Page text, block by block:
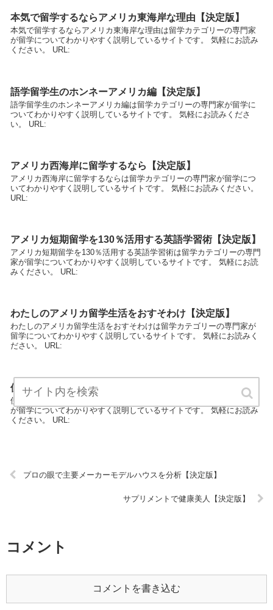
本気で留学するならアメリカ東海岸な理由【決定版】
本気で留学するならアメリカ東海岸な理由は留学カテゴリーの専門家
が留学についてわかりやすく説明しているサイトです。 気軽にお読み
ください。 URL:
語学留学生のホンネーアメリカ編【決定版】
語学留学生のホンネーアメリカ編は留学カテゴリーの専門家が留学に
ついてわかりやすく説明しているサイトです。 気軽にお読みくださ
い。 URL:
アメリカ西海岸に留学するなら【決定版】
アメリカ西海岸に留学するならは留学カテゴリーの専門家が留学につ
いてわかりやすく説明しているサイトです。 気軽にお読みください。
URL:
アメリカ短期留学を130％活用する英語学習術【決定版】
アメリカ短期留学を130％活用する英語学習術は留学カテゴリーの専門
家が留学についてわかりやすく説明しているサイトです。 気軽にお読
みください。 URL:
わたしのアメリカ留学生活をおすそわけ【決定版】
わたしのアメリカ留学生活をおすそわけは留学カテゴリーの専門家が
留学についてわかりやすく説明しているサイトです。 気軽にお読みく
ださい。 URL:
使えるアメリカ英語を学ぶ留学生のサイト【決定版】
使えるアメリカ英語を学ぶ留学生のサイトは留学カテゴリーの専門家
が留学についてわかりやすく説明しているサイトです。 気軽にお読み
ください。 URL:
プロの眼で主要メーカーモデルハウスを分析【決定版】
サプリメントで健康美人【決定版】
コメント
コメントを書き込む